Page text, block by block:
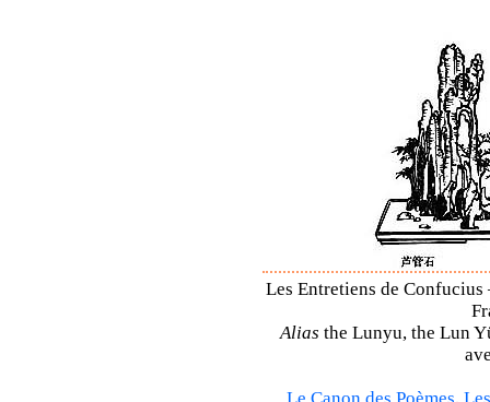
Les Entretiens de
Alias the Lunyu, the Lun
Le Canon des Poèmes,